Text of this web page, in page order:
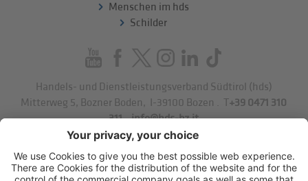
Menschen im hds
Schilder
Handels- und Dienstleistungsverband Südtirol (hds)
Mitterweg 5, Bozner Boden
I-39100 Bozen . T+39 0471 310
311.info@hds-bz.it
Impressum
Datenschutzerklärung
Cookie-Einstellungen